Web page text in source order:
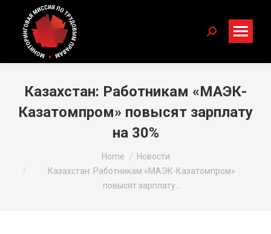
Search:
Казахстан: Работникам «МАЭК-
Казатомпром» повысят зарплату
на 30%
Home
Новости
Казахстан: Работникам «МАЭК-Казатомпром»
повысят зарплату…